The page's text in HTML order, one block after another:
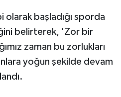
olarak başladığı sporda
belirterek, 'Zor bir
zaman bu zorlukları
yoğun şekilde devam